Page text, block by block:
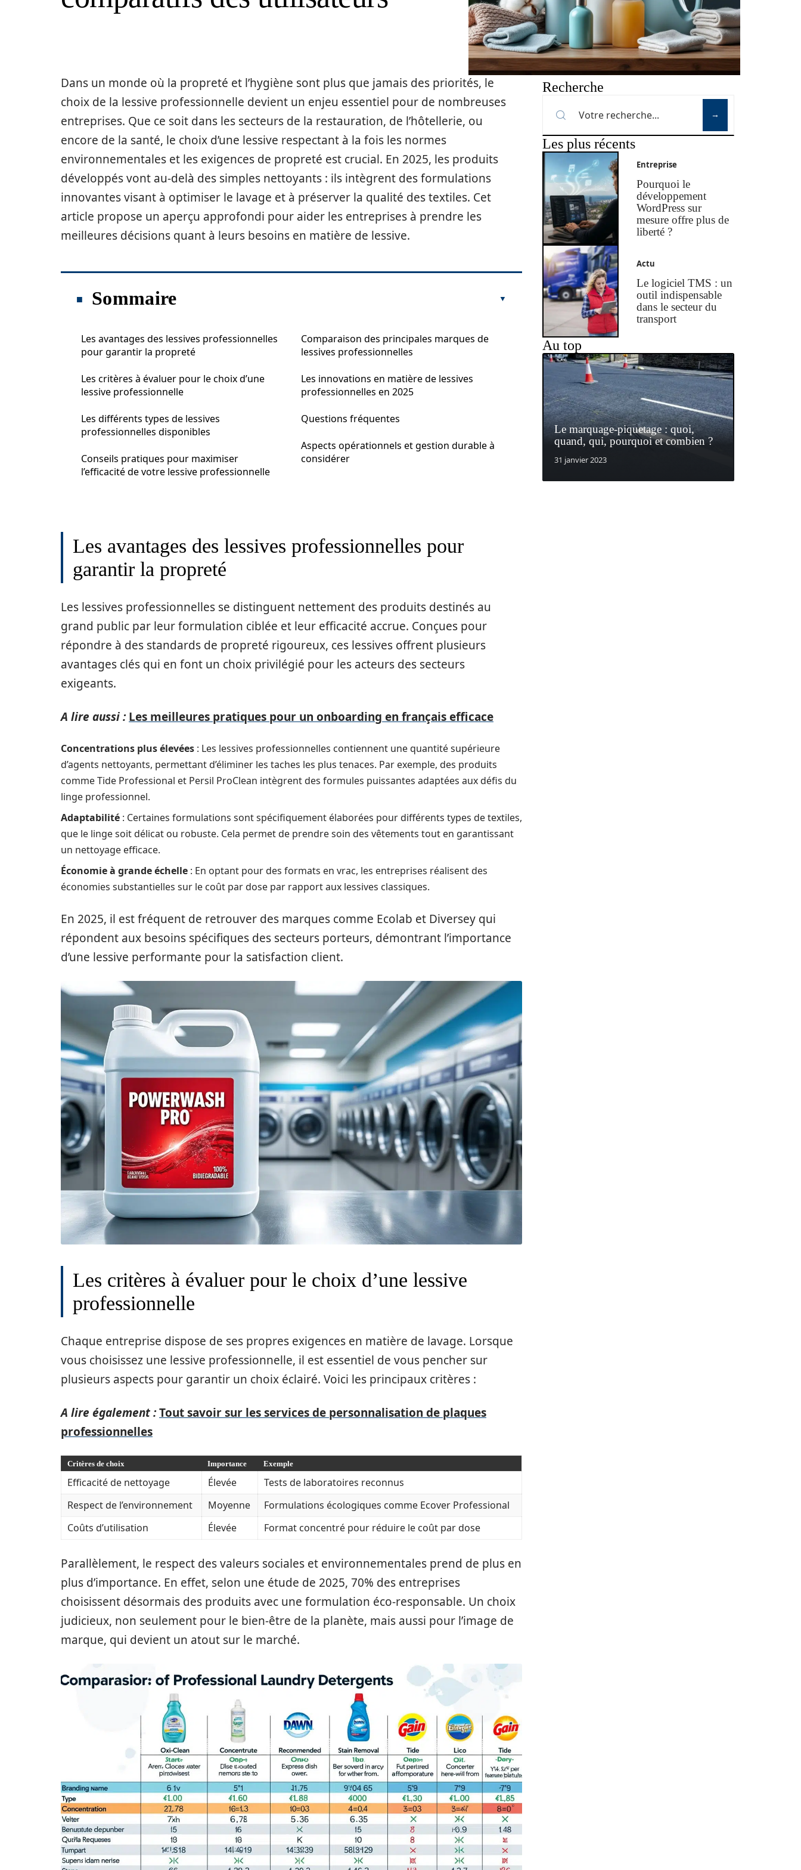
Dans un monde où la propreté et l’hygiène sont plus que jamais des priorités, le
choix de la lessive professionnelle devient un enjeu essentiel pour de nombreuses
entreprises. Que ce soit dans les secteurs de la restauration, de l’hôtellerie, ou
encore de la santé, le choix d’une lessive respectant à la fois les normes
environnementales et les exigences de propreté est crucial. En 2025, les produits
développés vont au-delà des simples nettoyants : ils intègrent des formulations
innovantes visant à optimiser le lavage et à préserver la qualité des textiles. Cet
article propose un aperçu approfondi pour aider les entreprises à prendre les
meilleures décisions quant à leurs besoins en matière de lessive.
Sommaire
Les avantages des lessives professionnelles
pour garantir la propreté
Les critères à évaluer pour le choix d’une
lessive professionnelle
Les différents types de lessives
professionnelles disponibles
Conseils pratiques pour maximiser
l’efficacité de votre lessive professionnelle
Comparaison des principales marques de
lessives professionnelles
Les innovations en matière de lessives
professionnelles en 2025
Questions fréquentes
Aspects opérationnels et gestion durable à
considérer
Les avantages des lessives professionnelles pour
garantir la propreté
Les lessives professionnelles se distinguent nettement des produits destinés au
grand public par leur formulation ciblée et leur efficacité accrue. Conçues pour
répondre à des standards de propreté rigoureux, ces lessives offrent plusieurs
avantages clés qui en font un choix privilégié pour les acteurs des secteurs
exigeants.
A lire aussi : Les meilleures pratiques pour un onboarding en français efficace
Concentrations plus élevées : Les lessives professionnelles contiennent une quantité supérieure
d’agents nettoyants, permettant d’éliminer les taches les plus tenaces. Par exemple, des produits
comme Tide Professional et Persil ProClean intègrent des formules puissantes adaptées aux défis du
linge professionnel.
Adaptabilité : Certaines formulations sont spécifiquement élaborées pour différents types de textiles,
que le linge soit délicat ou robuste. Cela permet de prendre soin des vêtements tout en garantissant
un nettoyage efficace.
Économie à grande échelle : En optant pour des formats en vrac, les entreprises réalisent des
économies substantielles sur le coût par dose par rapport aux lessives classiques.
En 2025, il est fréquent de retrouver des marques comme Ecolab et Diversey qui
répondent aux besoins spécifiques des secteurs porteurs, démontrant l’importance
d’une lessive performante pour la satisfaction client.
Les critères à évaluer pour le choix d’une lessive
professionnelle
Chaque entreprise dispose de ses propres exigences en matière de lavage. Lorsque
vous choisissez une lessive professionnelle, il est essentiel de vous pencher sur
plusieurs aspects pour garantir un choix éclairé. Voici les principaux critères :
A lire également :Tout savoir sur les services de personnalisation de plaques
professionnelles
Critères de choix Importance Exemple
Efficacité de nettoyage Élevée
Tests de laboratoires reconnus
Respect de l’environnement
Moyenne
Formulations écologiques comme Ecover Professional
Coûts d’utilisation
Élevée Format concentré pour réduire le coût par dose
Parallèlement, le respect des valeurs sociales et environnementales prend de plus en
plus d’importance. En effet, selon une étude de 2025, 70% des entreprises
choisissent désormais des produits avec une formulation éco-responsable. Un choix
judicieux, non seulement pour le bien-être de la planète, mais aussi pour l’image de
marque, qui devient un atout sur le marché.
Recherche
Les plus récents
Entreprise
Pourquoi le
développement
WordPress sur
mesure offre plus de
liberté ?
Actu
Le logiciel TMS : un
outil indispensable
dans le secteur du
transport
Au top
Le marquage-piquetage : quoi,
quand, qui, pourquoi et combien ?
31 janvier 2023